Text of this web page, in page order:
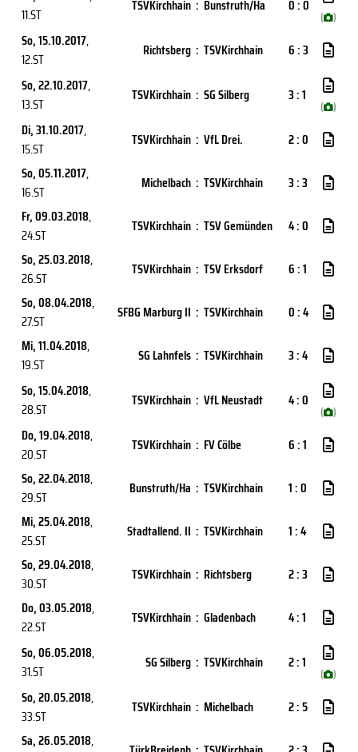
11.ST
TSVKirchhain : Bunstruth/Ha 0 : 0
( )
So, 15.10.2017,
12.ST
Richtsberg : TSVKirchhain
6 : 3
So, 22.10.2017,
13.ST
TSVKirchhain : SG Silberg 3 : 1
( )
Di, 31.10.2017,
15.ST
TSVKirchhain : VfL Drei.
2 : 0
So, 05.11.2017,
16.ST
Michelbach : TSVKirchhain
3 : 3
Fr, 09.03.2018,
24.ST
TSVKirchhain : TSV Gemünden
4 : 0
So, 25.03.2018,
26.ST
TSVKirchhain : TSV Erksdorf
6 : 1
So, 08.04.2018,
27.ST
SFBG Marburg II : TSVKirchhain
0 : 4
Mi, 11.04.2018,
19.ST
SG Lahnfels : TSVKirchhain
3 : 4
So, 15.04.2018,
28.ST
TSVKirchhain : VfL Neustadt 4 : 0
( )
Do, 19.04.2018,
20.ST
TSVKirchhain : FV Cölbe
6 : 1
So, 22.04.2018,
29.ST
Bunstruth/Ha : TSVKirchhain
1 : 0
Mi, 25.04.2018,
25.ST
Stadtallend. II : TSVKirchhain
1 : 4
So, 29.04.2018,
30.ST
TSVKirchhain : Richtsberg
2 : 3
Do, 03.05.2018,
22.ST
TSVKirchhain : Gladenbach
4 : 1
So, 06.05.2018,
31.ST
SG Silberg : TSVKirchhain 2 : 1
( )
So, 20.05.2018,
33.ST
TSVKirchhain : Michelbach
2 : 5
Sa, 26.05.2018,